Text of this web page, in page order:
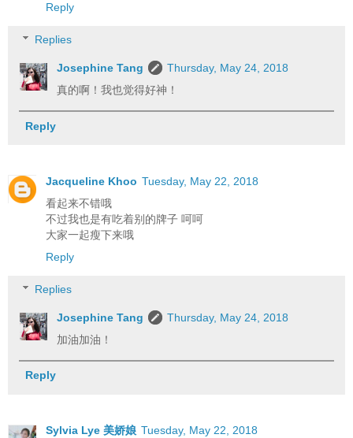
Reply
Replies
Josephine Tang
Thursday, May 24, 2018
真的啊！我也觉得好神！
Reply
Jacqueline Khoo Tuesday, May 22, 2018
看起来不错哦
不过我也是有吃着别的牌子 呵呵
大家一起瘦下来哦
Reply
Replies
Josephine Tang
Thursday, May 24, 2018
加油加油！
Reply
Sylvia Lye 美娇娘 Tuesday, May 22, 2018